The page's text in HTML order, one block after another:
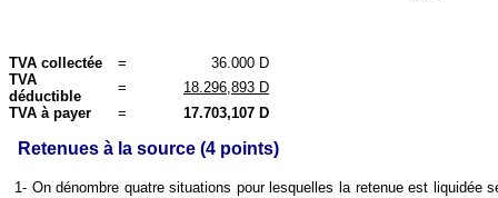
TVA collectée =
36.000 D
TVA
déductible
= 18. 296,893 D
TVA à payer
= 17.703,107 D
Retenues à la source (4 points)
1- On dénombre quatre situations pour lesquelles la retenue est liquidée